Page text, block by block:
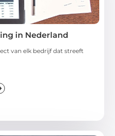
in Nederland
van elk bedrijf dat streeft